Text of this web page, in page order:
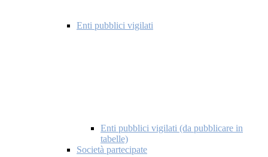
Enti pubblici vigilati
Enti pubblici vigilati (da pubblicare in
tabelle)
Società partecipate